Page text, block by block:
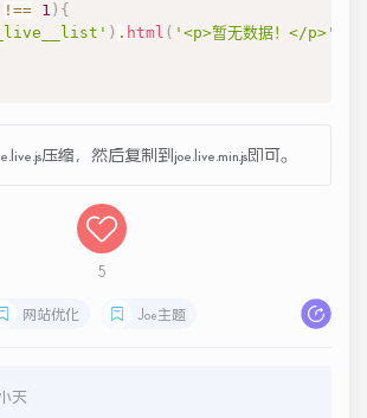
!== 1 ) {
) . html ( '<p>暂无数据！</p>'
压缩，然后复制到joe.live.min.js即可。
5
网站优化 Joe主题
天